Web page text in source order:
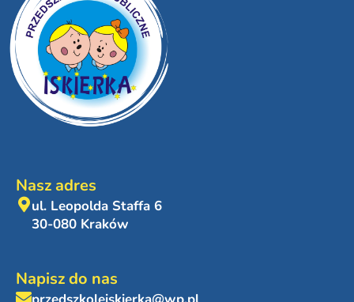
Nasz adres
ul. Leopolda Staffa 6
30-080 Kraków
Napisz do nas